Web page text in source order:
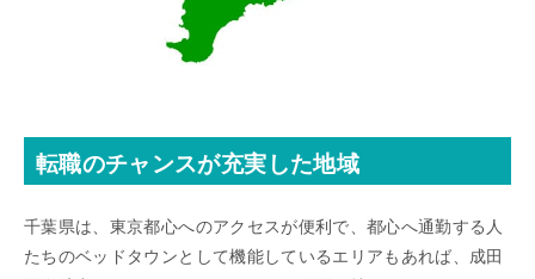
転職のチャンスが充実した地域
千葉県は、東京都心へのアクセスが便利で、都心へ通勤する人
たちのベッドタウンとして機能しているエリアもあれば、成田